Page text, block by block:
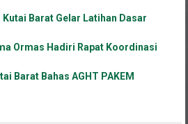
Kutai Barat Gelar Latihan Dasar
Ormas Hadiri Rapat Koordinasi
Barat Bahas AGHT PAKEM